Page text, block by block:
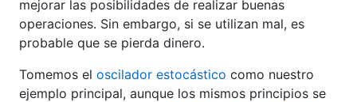
mejorar las posibilidades de realizar buenas
operaciones. Sin embargo, si se utilizan mal, es
probable que se pierda dinero.
Tomemos el oscilador estocástico como nuestro
ejemplo principal, aunque los mismos principios se